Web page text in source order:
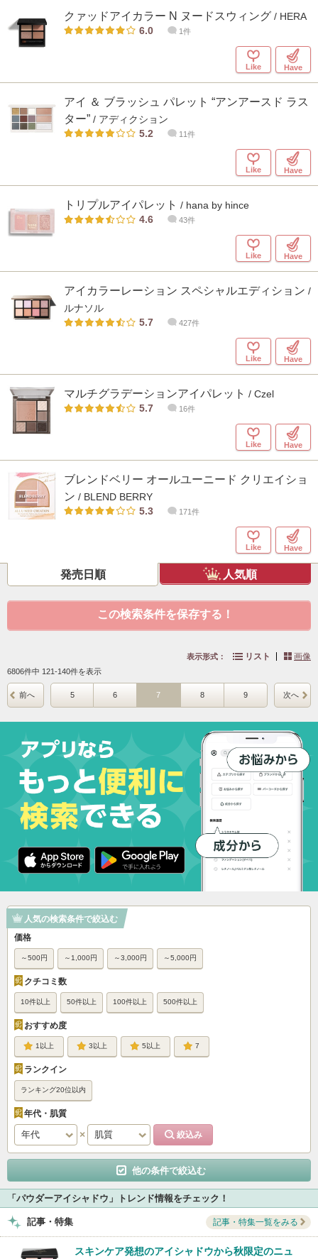
クァッドアイカラー N ヌードスウィング / HERA
6.0
1件
Like Have
アイ ＆ ブラッシュ パレット “アンアースド ラス
ター” / アディクション
5.2
11件
Like Have
トリプルアイパレット / hana by hince
4.6
43件
Like Have
アイカラーレーション スペシャルエディション /
ルナソル
5.7
427件
Like Have
マルチグラデーションアイパレット / Czel
5.7
16件
Like Have
ブレンドベリー オールユーニード クリエイショ
ン / BLEND BERRY
5.3
171件
Like Have
発売日順 人気順
この検索条件を保存する！
表示形式： リスト 画像
6806件中 121-140件を表示
5 6 7 8 9
前へ 次へ
人気の検索条件で絞込む
価格
～500円 ～1,000円 ～3,000円 ～5,000円
クチコミ数
10件以上 50件以上 100件以上 500件以上
おすすめ度
1 3 5 7
ランクイン
ランキング20位以内
年代・肌質
他の条件で絞込む
「パウダーアイシャドウ」トレンド情報をチェック！
記事・特集 記事・特集一覧をみる
スキンケア発想のアイシャドウから秋限定のニュ